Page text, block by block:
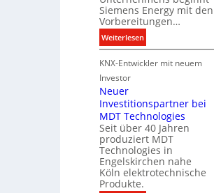
t
u
n
g
s
t
e
c
h
n
i
k
l
e
P
r
o
d
u
k
t
d
a
t
e
n
Siemens Energy mit den
Vorbereitungen…
Weiterlesen:
S
i
e
n
s
E
n
e
KNX-Entwickler mit neuem
Investor
Neuer
Investitionspartner bei
MDT Technologies
Seit über 40 Jahren
produziert MDT
Technologies in
Engelskirchen nahe
Köln elektrotechnische
Produkte.